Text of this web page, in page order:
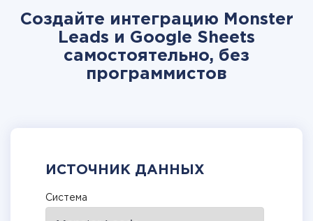
Создайте интеграцию Monster
Leads и Google Sheets
самостоятельно, без
программистов
ИСТОЧНИК ДАННЫХ
Система